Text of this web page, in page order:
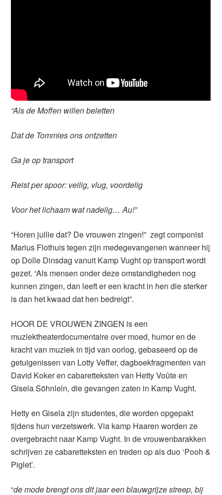
“Als de Moffen willen beletten
Dat de Tommies ons ontzetten
Ga je op transport
Reist per spoor: veilig, vlug, voordelig
Voor het lichaam wat nadelig… Au!”
“Horen jullie dat? De vrouwen zingen!” zegt componist
Marius Flothuis tegen zijn medegevangenen wanneer hij
op Dolle Dinsdag vanuit Kamp Vught op transport wordt
gezet. “Als mensen onder deze omstandigheden nog
kunnen zingen, dan leeft er een kracht in hen die sterker
is dan het kwaad dat hen bedreigt”.
HOOR DE VROUWEN ZINGEN is een
muziektheaterdocumentaire over moed, humor en de
kracht van muziek in tijd van oorlog, gebaseerd op de
getuigenissen van Lotty Veffer, dagboekfragmenten van
David Koker en cabaretteksten van Hetty Voûte en
Gisela Söhnlein, die gevangen zaten in Kamp Vught.
Hetty en Gisela zijn studentes, die worden opgepakt
tijdens hun verzetswerk. Via kamp Haaren worden ze
overgebracht naar Kamp Vught. In de vrouwenbarakken
schrijven ze cabaretteksten en treden op als duo ‘Pooh &
Piglet’.
“de mode brengt ons dit jaar een blauwgrijze streep, bij